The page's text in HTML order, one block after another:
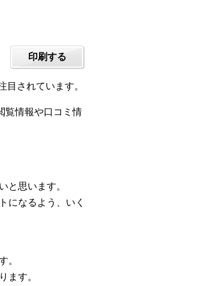
印刷する
されています。
覧情報や口コミ情
と思います。
になるよう、いく
。
ます。